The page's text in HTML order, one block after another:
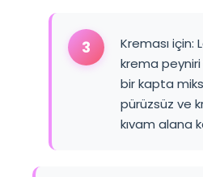
3
Kreması için:
krema
bir kapta
pürüzsüz ve
kıvam alana